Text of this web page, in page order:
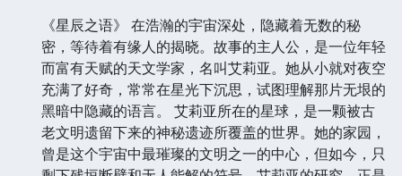
《星辰之语》 在浩瀚的宇宙深处，隐藏着无数的秘
密，等待着有缘人的揭晓。故事的主人公，是一位年轻
而富有天赋的天文学家，名叫艾莉亚。她从小就对夜空
充满了好奇，常常在星光下沉思，试图理解那片无垠的
黑暗中隐藏的语言。 艾莉亚所在的星球，是一颗被古
老文明遗留下来的神秘遗迹所覆盖的世界。她的家园，
曾是这个宇宙中最璀璨的文明之一的中心，但如今，只